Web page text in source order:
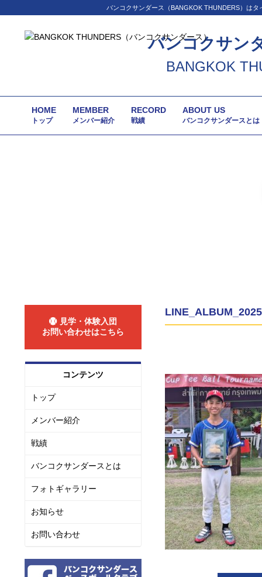
バンコクサンダース（BANGKOK THUNDERS）は
バンコクサン
BANGKOK
HOME
トップ
MEMBER
メンバー紹介
RECORD
戦績
ABOUT US
バンコクサンダースとは
見学・体験入団
お問い合わせはこちら
コンテンツ
トップ
メンバー紹介
戦績
バンコクサンダースとは
フォトギャラリー
お知らせ
お問い合わせ